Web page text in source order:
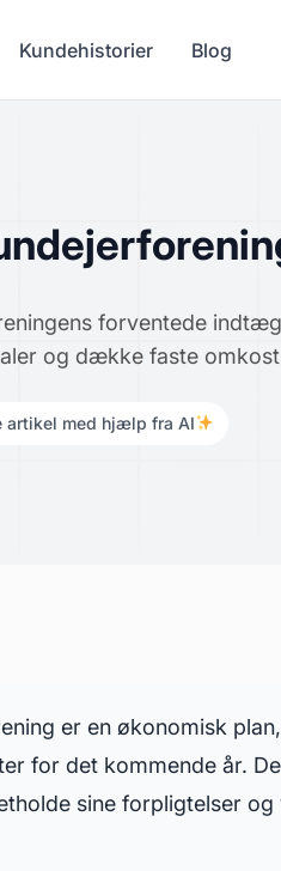
Kundehistorier Blog
forventede
og dække faste
artikel med hjælp fra AI
er en økonomisk
for det kommende år.
sine forpligtelser og